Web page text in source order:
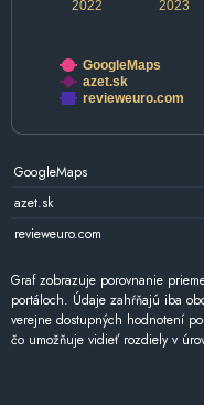
2022 2023
GoogleMaps
azet.sk
revieweuro.com
GoogleMaps
azet.sk
revieweuro.com
Graf zobrazuje porovnanie
portáloch. Údaje zahŕňajú iba
verejne dostupných hodnotení
čo umožňuje vidieť rozdiely v